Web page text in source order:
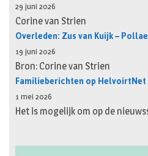
29 juni 2026
Corine van Strien
Overleden: Zus van Kuijk –
19 juni 2026
Bron: Corine van Strien
Familieberichten op HelvoirtNet
1 mei 2026
Het is mogelijk om op de